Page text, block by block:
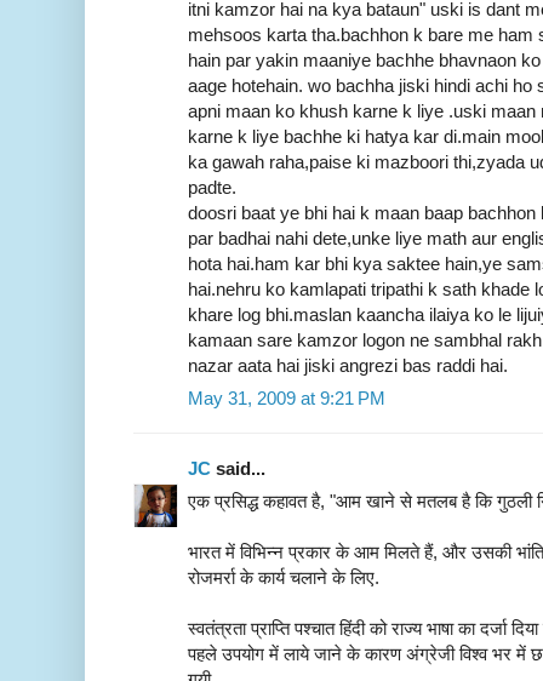
itni kamzor hai na kya bataun" uski is dant
mehsoos karta tha.bachhon k bare me
hain par yakin maaniye bachhe bhavnaon
aage hotehain. wo bachha jiski hindi achi ho
apni maan ko khush karne k liye .uski maan
karne k liye bachhe ki hatya kar di.main
ka gawah raha,paise ki mazboori thi,zyada
padte.
doosri baat ye bhi hai k maan baap
par badhai nahi dete,unke liye math aur
hota hai.ham kar bhi kya saktee hain,ye
hai.nehru ko kamlapati tripathi k sath khade
khare log bhi.maslan kaancha ilaiya ko le
kamaan sare kamzor logon ne sambhal
nazar aata hai jiski angrezi bas raddi hai.
May 31, 2009 at 9:21 PM
JC said...
एक प्रसिद्ध कहावत है, "आम खाने से मतलब है कि गुठली
भारत में विभिन्न प्रकार के आम मिलते हैं, और उसकी भांति
रोजमर्रा के कार्य चलाने के लिए.
स्वतंत्रता प्राप्ति पश्चात हिंदी को राज्य भाषा का दर्जा
पहले उपयोग में लाये जाने के कारण अंग्रेजी विश्व भर में